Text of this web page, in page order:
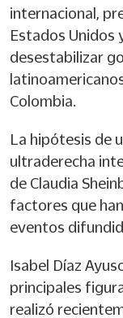
internacional,
Estados Unidos
desestabilizar
Colombia.
La hipótesis de
ultraderecha
de Claudia
factores que
eventos
Isabel Díaz
principales
realizó